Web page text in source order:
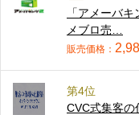
「アメーバ
メブロ売…
販売価格：
第4位
CVC式集客の